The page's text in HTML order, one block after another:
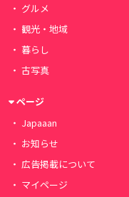
グルメ
観光・地域
暮らし
古写真
ページ
Japaaan
お知らせ
広告掲載について
マイページ